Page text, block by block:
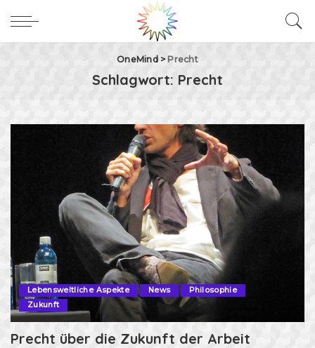
OneMind> Precht
Schlagwort: Precht
Lebensweltliche Aspekte News
Philosophie
Zukunft
Precht über die Zukunft der Arbeit